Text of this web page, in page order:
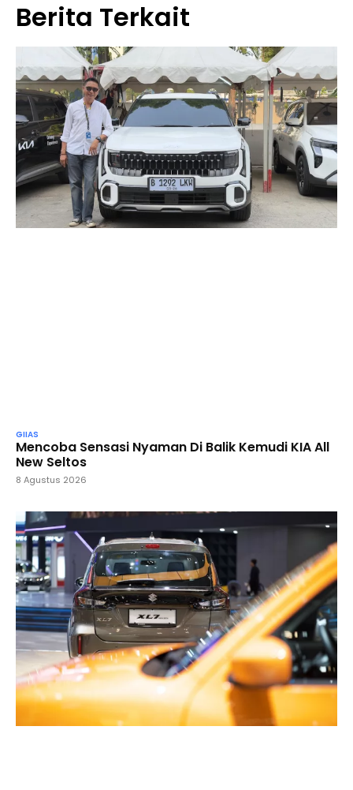
Berita Terkait
GIIAS
Mencoba Sensasi Nyaman Di Balik Kemudi KIA All
New Seltos
8 Agustus 2026